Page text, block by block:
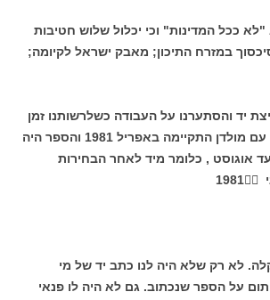
ככל המדינות" וכי יכלול שלוש חטיבות
במזרח התיכון; מאבק ישראל לקיומה;
יד והסתערנו על העבודה כשלרשותנו זמן
מולדן התקיימה
באפריל 1981 והספר היה
אוגוסט , כלומר מיד לאחר הבחירות
לא רק שלא היה לנו כתב יד של מי
על הספר שנכתוב. גם לא היה לו פנאי